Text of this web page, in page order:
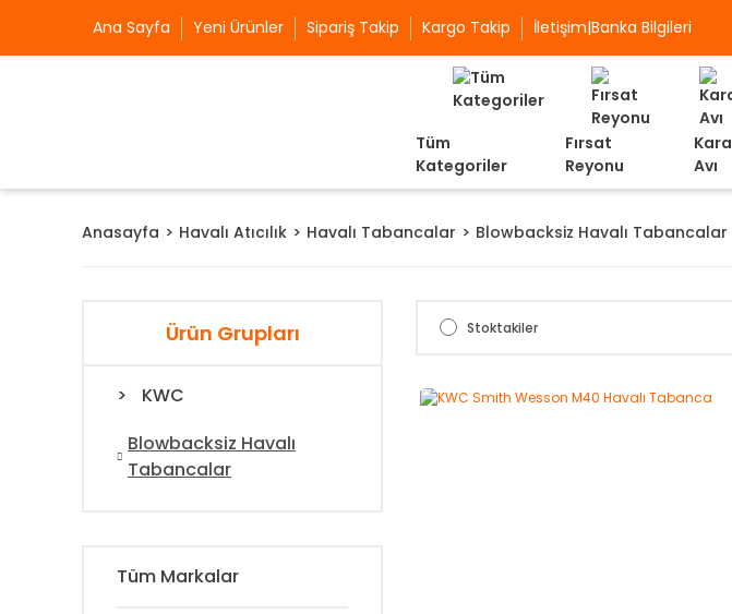
Ana Sayfa Yeni Ürünler Sipariş Takip Kargo Takip İletişim|Banka Bilgileri
Tüm
Kategoriler
Fırsat
Reyonu
Kara
Avı
Anasayfa Havalı Atıcılık Havalı Tabancalar Blowbacksiz Havalı Tabancalar
Ürün Grupları
KWC
Blowbacksiz Havalı
Tabancalar
Tüm Markalar
Stoktakiler